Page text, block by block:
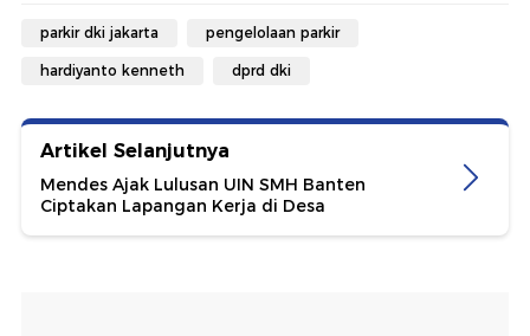
parkir dki jakarta pengelolaan parkir
hardiyanto kenneth dprd dki
Artikel Selanjutnya
Mendes Ajak Lulusan UIN SMH Banten
Ciptakan Lapangan Kerja di Desa